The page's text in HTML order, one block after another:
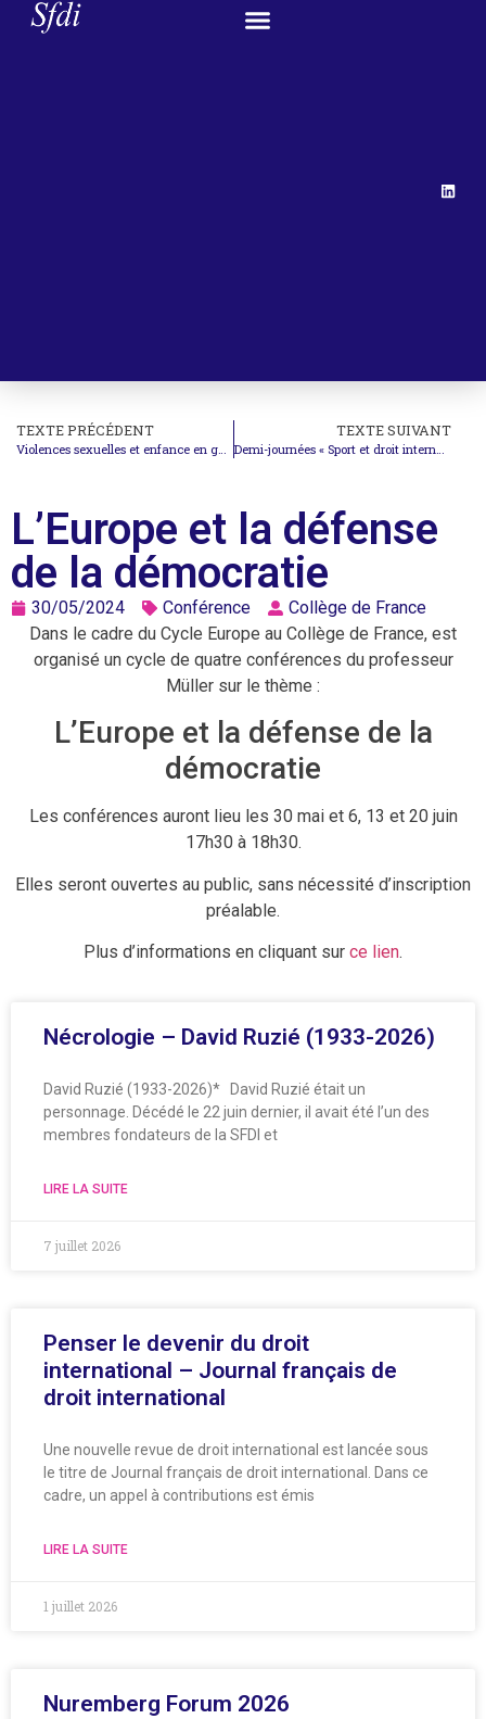
TEXTE PRÉCÉDENT
Violences sexuelles et enfance en guerre – 4e Congrès annuel de la Chaire Mukwege
TEXTE SUIVANT
Demi-journées « Sport et droit international »
L’Europe et la défense
de la démocratie
30/05/2024 Conférence
Collège de France
Dans le cadre du Cycle Europe au Collège de France, est
organisé un cycle de quatre conférences du professeur
Müller sur le thème :
L’Europe et la défense de la
démocratie
Les conférences auront lieu les 30 mai et 6, 13 et 20 juin
17h30 à 18h30.
Elles seront ouvertes au public, sans nécessité d’inscription
préalable.
Plus d’informations en cliquant sur ce lien.
Nécrologie – David Ruzié (1933-2026)
David Ruzié (1933-2026)* David Ruzié était un
personnage. Décédé le 22 juin dernier, il avait été l’un des
membres fondateurs de la SFDI et
LIRE LA SUITE
7 juillet 2026
Penser le devenir du droit
international – Journal français de
droit international
Une nouvelle revue de droit international est lancée sous
le titre de Journal français de droit international. Dans ce
cadre, un appel à contributions est émis
LIRE LA SUITE
1 juillet 2026
Nuremberg Forum 2026